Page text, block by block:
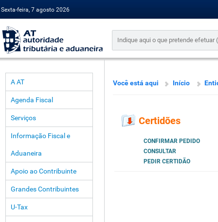
Sexta-feira, 7 agosto 2026
A AT
Agenda Fiscal
Serviços
Informação Fiscal e
Aduaneira
Apoio ao Contribuinte
Grandes Contribuintes
U-Tax
Você está aqui Início
Certidões
CONFIRMAR PEDIDO
CONSULTAR
PEDIR CERTIDÃO